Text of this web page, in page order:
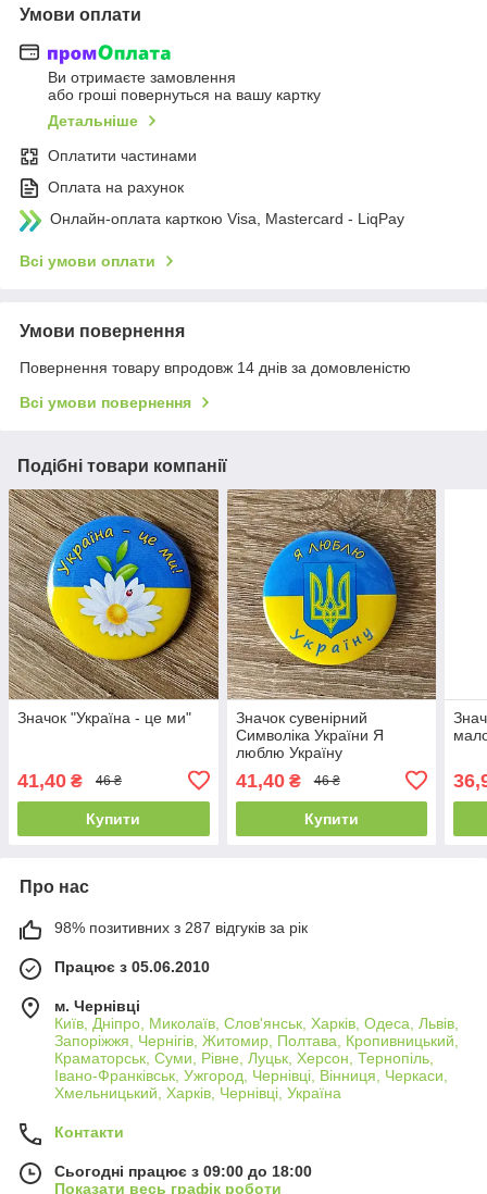
Умови оплати
Ви отримаєте замовлення
або гроші повернуться на вашу картку
Детальніше
Оплатити частинами
Оплата на рахунок
Онлайн-оплата карткою Visa, Mastercard - LiqPay
Всі умови оплати
Умови повернення
Повернення товару впродовж 14 днів за домовленістю
Всі умови повернення
Подібні товари компанії
Значок "Україна - це ми"
41,40 ₴ 46 ₴
Купити
Значок сувенірний
Символіка України Я
люблю Україну
41,40₴ 46 ₴
Купити
Про нас
98% позитивних з 287 відгуків за рік
Працює з 05.06.2010
м. Чернівці
Київ, Дніпро, Миколаїв, Слов'янськ, Харків, Одеса, Львів,
Запоріжжя, Чернігів, Житомир, Полтава, Кропивницький,
Краматорськ, Суми, Рівне, Луцьк, Херсон, Тернопіль,
Івано-Франківськ, Ужгород, Чернівці, Вінниця, Черкаси,
Хмельницький, Харків, Чернівці, Україна
Контакти
Сьогодні працює з 09:00 до 18:00
Показати весь графік роботи